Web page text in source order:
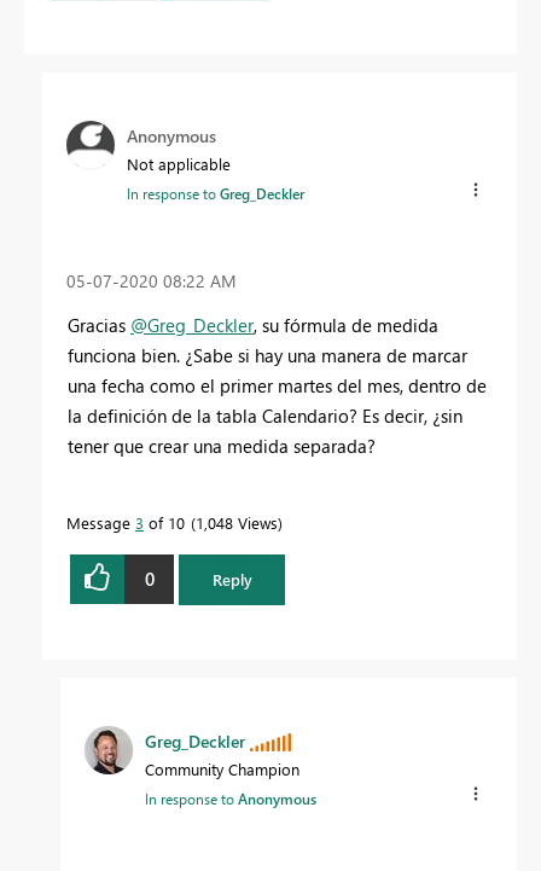
Anonymous
Not applicable
In response toGreg_Deckler
‎05-07-2020 08:22 AM
Gracias @Greg_Deckler, su fórmula de medida
funciona bien. ¿Sabe si hay una manera de marcar
una fecha como el primer martes del mes, dentro de
la definición de la tabla Calendario? Es decir, ¿sin
tener que crear una medida separada?
Message 3 of 10 1,048 Views
0 Reply
Greg_Deckler
Community Champion
In response toAnonymous